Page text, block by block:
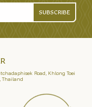
SUBSCRIBE
Road, Khlong Toei
Thailand